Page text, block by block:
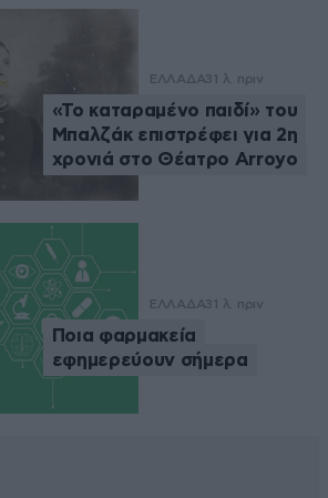
ΕΛΛΑΔΑ31 λ. πριν
«Το καταραμένο παιδί» του
Μπαλζάκ επιστρέφει για 2η
χρονιά στο Θέατρο Arroyo
ΕΛΛΑΔΑ31 λ. πριν
Ποια φαρμακεία
εφημερεύουν σήμερα